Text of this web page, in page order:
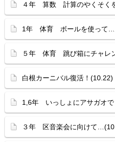
４年 算数 計算のやくそく
1年 体育 ボールを使って
５年 体育 跳び箱にチャレ
白根カーニバル復活！(10.22)
1,6年 いっしょにアサガオで
３年 区音楽会に向けて